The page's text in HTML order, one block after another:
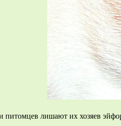
питомцев лишают их хозяев